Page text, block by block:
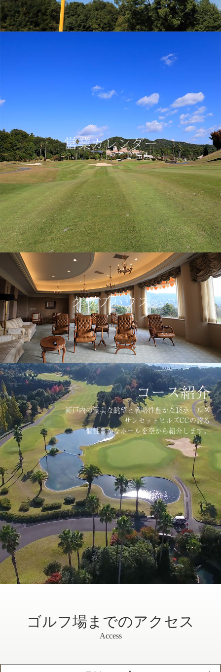
営業カレンダー
クラブハウス
コース紹介
瀬戸内の優美な眺望と戦略性豊かな18ホールズ
サンセットヒルズCCの誇る
個性豊かなホールを空から紹介します。
ゴルフ場までのアクセス
Access